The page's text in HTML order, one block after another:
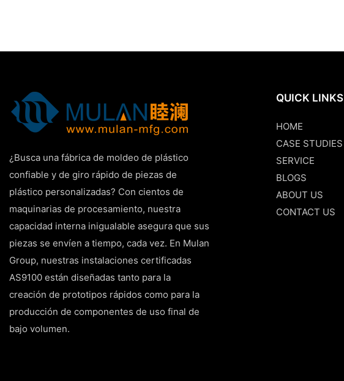
¿Busca una fábrica de moldeo de plástico
confiable y de giro rápido de piezas de
plástico personalizadas? Con cientos de
maquinarias de procesamiento, nuestra
capacidad interna inigualable asegura que sus
piezas se envíen a tiempo, cada vez. En Mulan
Group, nuestras instalaciones certificadas
AS9100 están diseñadas tanto para la
creación de prototipos rápidos como para la
producción de componentes de uso final de
bajo volumen.
QUICK LINKS
HOME
CASE STUDIES
SERVICE
BLOGS
ABOUT US
CONTACT US